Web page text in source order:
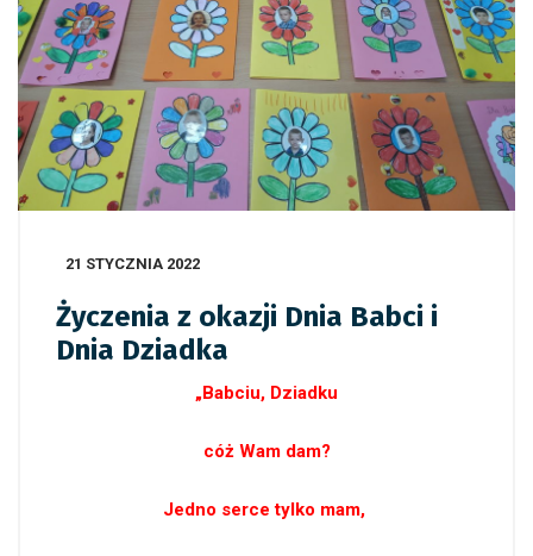
21 STYCZNIA 2022
Życzenia z okazji Dnia Babci i
Dnia Dziadka
„Babciu, Dziadku
cóż Wam dam?
Jedno serce tylko mam,